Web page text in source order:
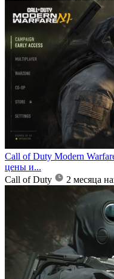
Call of Duty Modern
цены и...
Call of Duty
2 месяца